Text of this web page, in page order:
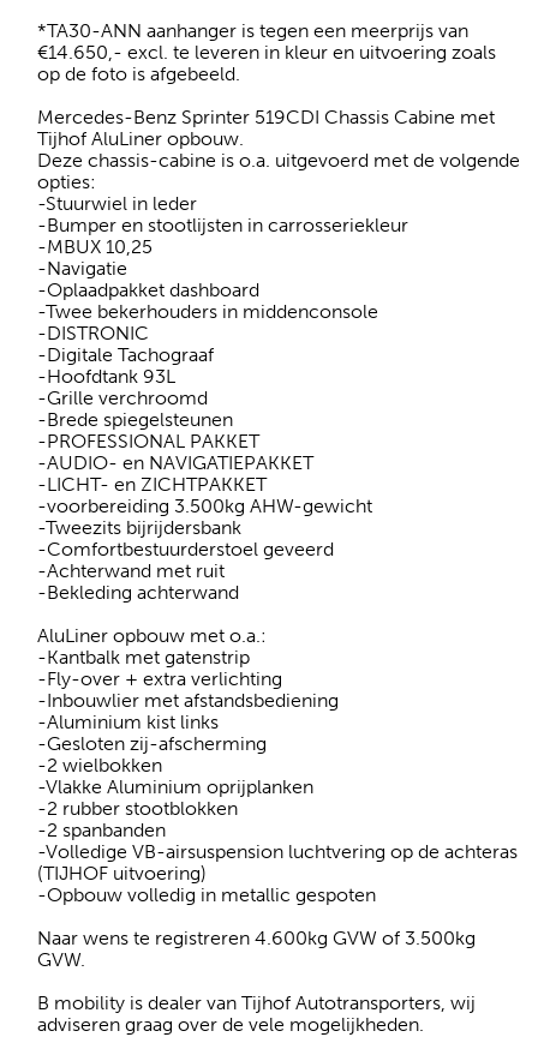
*TA30-ANN aanhanger is tegen een meerprijs van
€14.650,- excl. te leveren in kleur en uitvoering zoals
op de foto is afgebeeld.
Mercedes-Benz Sprinter 519CDI Chassis Cabine met
Tijhof AluLiner opbouw.
Deze chassis-cabine is o.a. uitgevoerd met de volgende
opties:
-Stuurwiel in leder
-Bumper en stootlijsten in carrosseriekleur
-MBUX 10,25
-Navigatie
-Oplaadpakket dashboard
-Twee bekerhouders in middenconsole
-DISTRONIC
-Digitale Tachograaf
-Hoofdtank 93L
-Grille verchroomd
-Brede spiegelsteunen
-PROFESSIONAL PAKKET
-AUDIO- en NAVIGATIEPAKKET
-LICHT- en ZICHTPAKKET
-voorbereiding 3.500kg AHW-gewicht
-Tweezits bijrijdersbank
-Comfortbestuurderstoel geveerd
-Achterwand met ruit
-Bekleding achterwand
AluLiner opbouw met o.a.:
-Kantbalk met gatenstrip
-Fly-over + extra verlichting
-Inbouwlier met afstandsbediening
-Aluminium kist links
-Gesloten zij-afscherming
-2 wielbokken
-Vlakke Aluminium oprijplanken
-2 rubber stootblokken
-2 spanbanden
-Volledige VB-airsuspension luchtvering op de achteras
(TIJHOF uitvoering)
-Opbouw volledig in metallic gespoten
Naar wens te registreren 4.600kg GVW of 3.500kg
GVW.
B mobility is dealer van Tijhof Autotransporters, wij
adviseren graag over de vele mogelijkheden.